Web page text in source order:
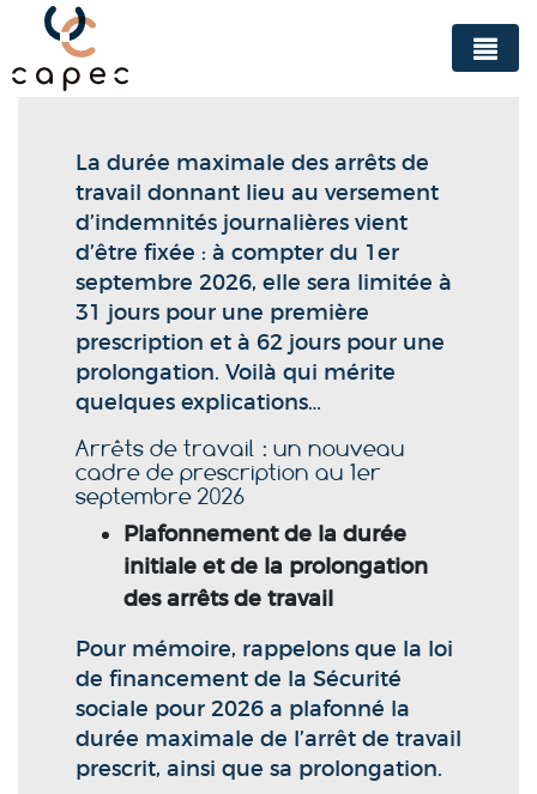
Panneau de gestion des cookies
La durée maximale des arrêts de
travail donnant lieu au versement
d’indemnités journalières vient
d’être fixée : à compter du 1er
septembre 2026, elle sera limitée à
31 jours pour une première
prescription et à 62 jours pour une
prolongation. Voilà qui mérite
quelques explications…
Arrêts de travail : un nouveau
cadre de prescription au 1er
septembre 2026
Plafonnement de la durée
initiale et de la prolongation
des arrêts de travail
Pour mémoire, rappelons que la loi
de financement de la Sécurité
sociale pour 2026 a plafonné la
durée maximale de l’arrêt de travail
prescrit, ainsi que sa prolongation.